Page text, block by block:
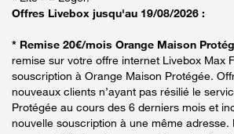
Offres Livebox jusqu'au 19/08/2026 :
* Remise 20€/mois Orange Maison
remise sur votre offre internet Livebox Max
souscription à Orange Maison Protégée.
nouveaux clients n’ayant pas résilié le
Protégée au cours des 6 derniers mois et
nouvelle souscription à une même adresse.